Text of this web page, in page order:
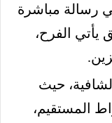
رسالة مباشرة
يأتي الفرح،
حيث
المستقيم،